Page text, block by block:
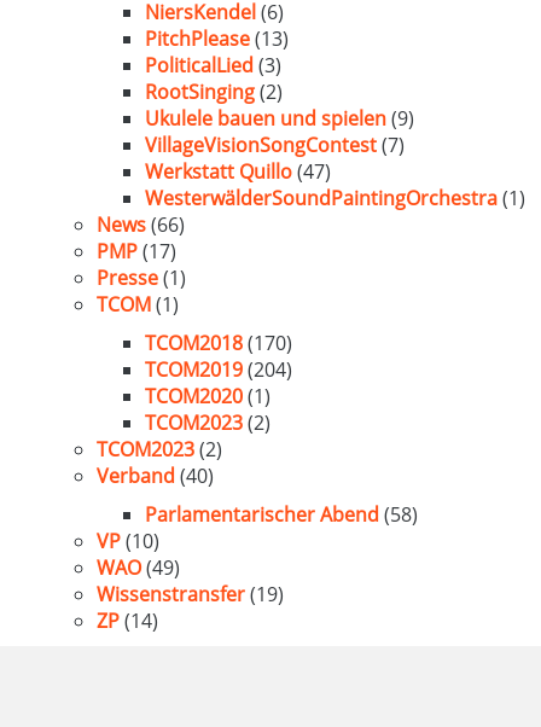
NiersKendel(6)
PitchPlease(13)
PoliticalLied (3)
RootSinging(2)
Ukulele bauen und spielen(9)
VillageVisionSongContest(7)
Werkstatt Quillo(47)
WesterwälderSoundPaintingOrchestra(1)
News(66)
PMP(17)
Presse(1)
TCOM(1)
TCOM2018(170)
TCOM2019(204)
TCOM2020(1)
TCOM2023(2)
TCOM2023(2)
Verband (40)
Parlamentarischer Abend (58)
VP(10)
WAO(49)
Wissenstransfer(19)
ZP(14)